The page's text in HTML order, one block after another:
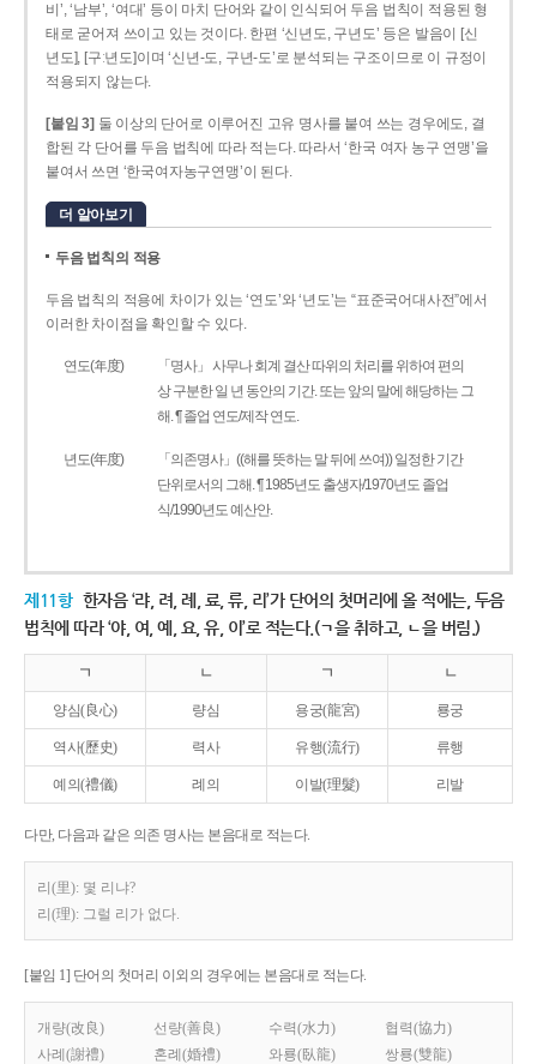
비’, ‘남부’, ‘여대’ 등이 마치 단어와 같이 인식되어 두음 법칙이 적용된 형
태로 굳어져 쓰이고 있는 것이다. 한편 ‘신년도, 구년도’ 등은 발음이 [신
년도], [구ː년도]이며 ‘신년­-도, 구년-­도’로 분석되는 구조이므로 이 규정이
적용되지 않는다.
[붙임 3] 둘 이상의 단어로 이루어진 고유 명사를 붙여 쓰는 경우에도, 결
합된 각 단어를 두음 법칙에 따라 적는다. 따라서 ‘한국 여자 농구 연맹’을
붙여서 쓰면 ‘한국여자농구연맹’이 된다.
더 알아보기
두음 법칙의 적용
두음 법칙의 적용에 차이가 있는 ‘연도’와 ‘년도’는 “표준국어대사전”에서
이러한 차이점을 확인할 수 있다.
연도(年度)
「명사」 사무나 회계 결산 따위의 처리를 위하여 편의
상 구분한 일 년 동안의 기간. 또는 앞의 말에 해당하는 그
해. ¶ 졸업 연도/제작 연도.
년도(年度)
「의존명사」((해를 뜻하는 말 뒤에 쓰여)) 일정한 기간
단위로서의 그해. ¶ 1985년도 출생자/1970년도 졸업
식/1990년도 예산안.
제11항 한자음 ‘랴, 려, 례, 료, 류, 리’가 단어의 첫머리에 올 적에는, 두음
법칙에 따라 ‘야, 여, 예, 요, 유, 이’로 적는다.(ㄱ을 취하고, ㄴ을 버림.)
ㄱ ㄴ ㄱ ㄴ
양심(良心) 량심 용궁(龍宮) 룡궁
역사(歷史) 력사 유행(流行) 류행
예의(禮儀) 례의 이발(理髮) 리발
다만, 다음과 같은 의존 명사는 본음대로 적는다.
리(里): 몇 리냐?
리(理): 그럴 리가 없다.
[붙임 1] 단어의 첫머리 이외의 경우에는 본음대로 적는다.
개량(改良) 선량(善良) 수력(水力)
협력(協力)
사례(謝禮)
혼례(婚禮) 와룡(臥龍)
쌍룡(雙龍)